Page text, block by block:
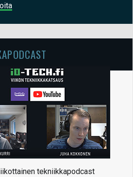
tekniikkapodcast